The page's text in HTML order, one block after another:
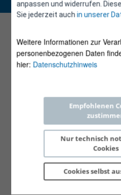
anpassen und widerrufen.
Sie jederzeit auchin unserer
Weitere Informationen zur
personenbezogenen Daten
hier: Datenschutzhinweis
Empfohlenen
Nur technisch
Cookies
Cookies selbst
Copyright